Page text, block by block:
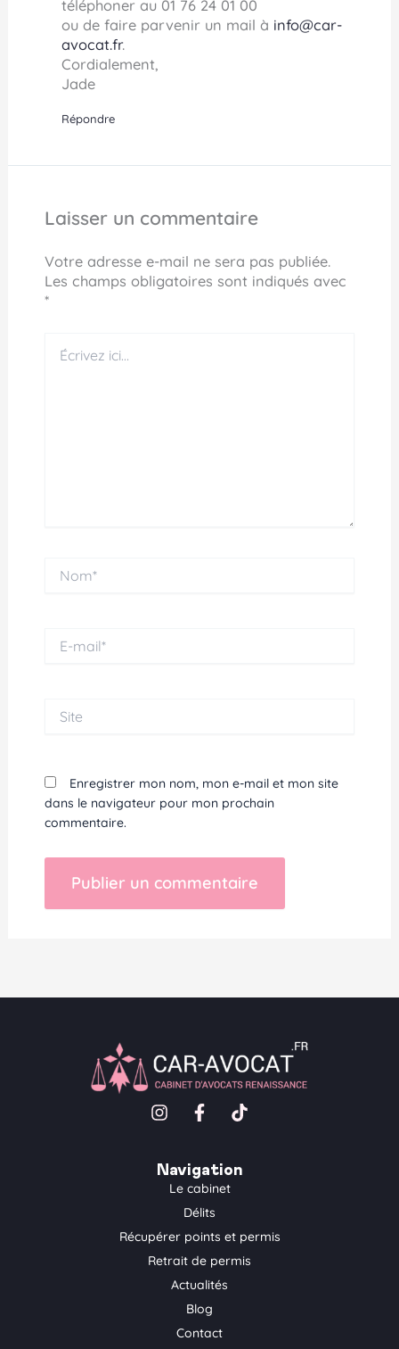
téléphoner au 01 76 24 01 00
ou de faire parvenir un mail à info@car-
avocat.fr.
Cordialement,
Jade
Répondre
Laisser un commentaire
Votre adresse e-mail ne sera pas publiée.
Les champs obligatoires sont indiqués avec
*
ici…
mail*
Enregistrer mon nom, mon e-mail et mon site
dans le navigateur pour mon prochain
commentaire.
I
t
a
a
m
F
a
e
b
o
o
k
-
f
T
i
t
o
Navigation
Le cabinet
Délits
Récupérer points et permis
Retrait de permis
Actualités
Blog
Contact